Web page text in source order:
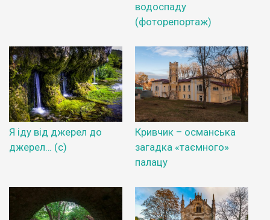
водоспаду
(фоторепортаж)
Я іду від джерел до
джерел… (с)
Кривчик – османська
загадка «таємного»
палацу